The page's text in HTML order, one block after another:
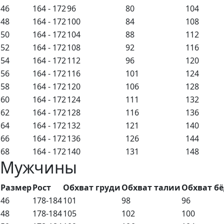
46
164 - 17296 80
104
48
164 - 172100 84
108
50
164 - 172104 88
112
52
164 - 172108 92
116
54
164 - 172112 96
120
56
164 - 172116 101
124
58
164 - 172120 106
128
60
164 - 172124 111
132
62
164 - 172128 116
136
64
164 - 172132 121
140
66
164 - 172136 126
144
68
164 - 172140 131 148
Мужчины
РазмерРост Обхват грудиОбхват талииОбхват
46
178-184101 98
96
48
178-184105 102
100